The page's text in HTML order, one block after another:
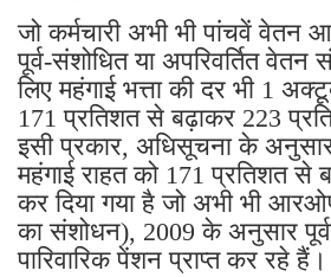
जो कर्मचारी अभी भी पांचवें वेतन
पूर्व-संशोधित या अपरिवर्तित
लिए महंगाई भत्ता की दर भी 1
171 प्रतिशत से बढ़ाकर 223
इसी प्रकार, अधिसूचना के
महंगाई राहत को 171 प्रतिशत से
कर दिया गया है जो अभी भी
का संशोधन), 2009 के अनुसार
पारिवारिक पेंशन प्राप्त कर रहे हैं।